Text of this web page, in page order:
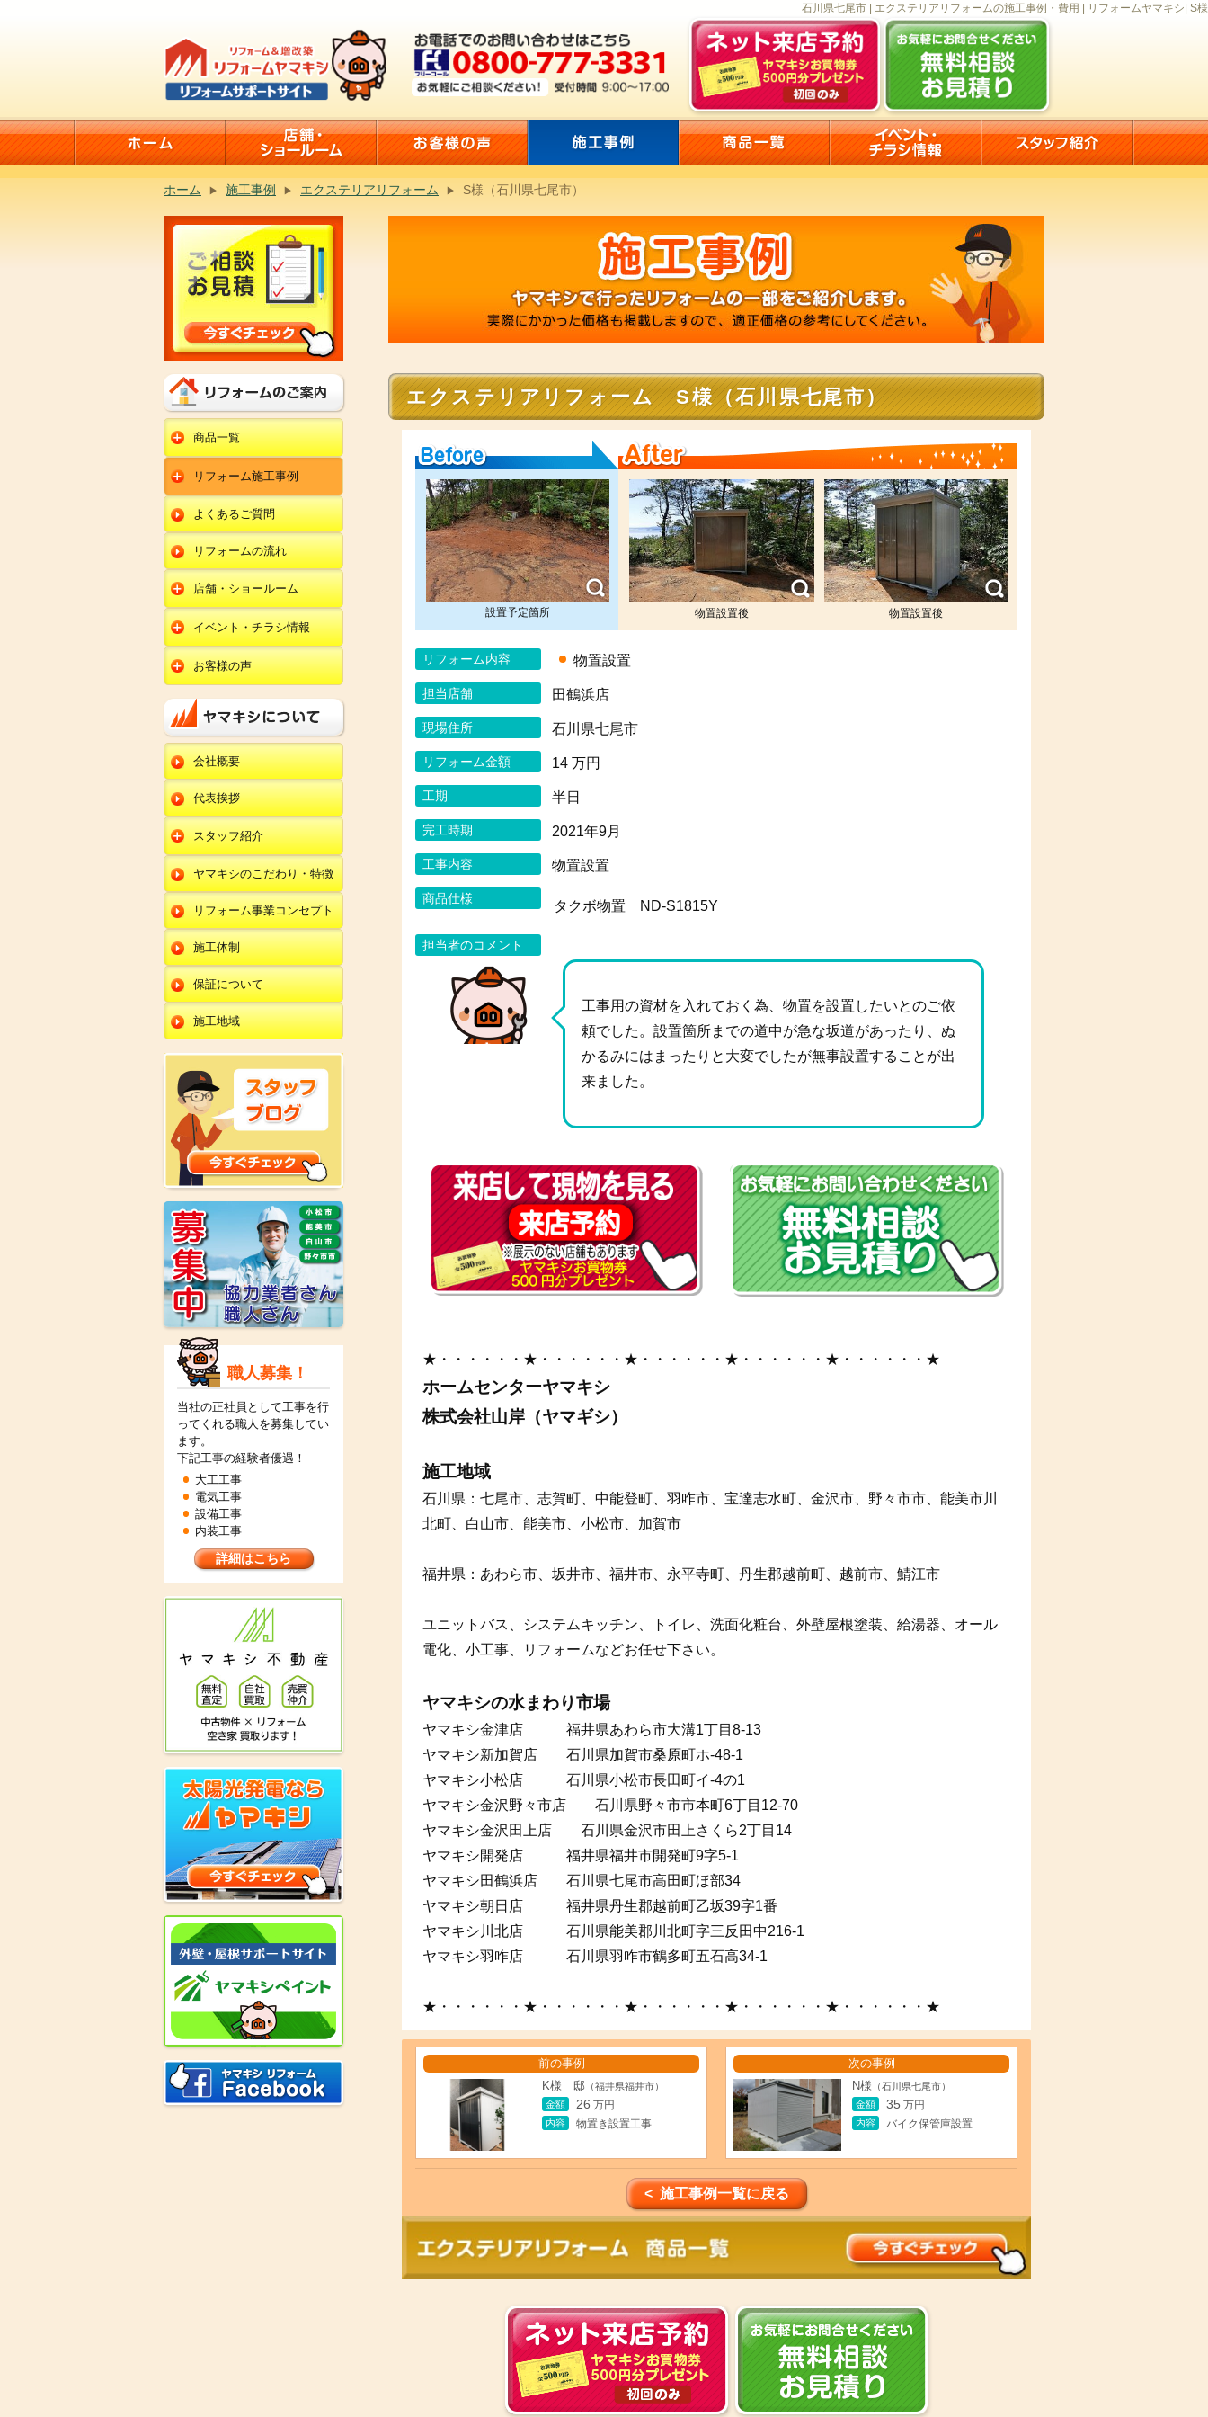
石川県七尾市 | エクステリアリフォームの施工事例・費用 | リフォームヤマキシ| S様
ホーム 施工事例 エクステリアリフォーム S様（石川県七尾市）
エクステリアリフォーム S様（石川県七尾市）
Before
設置予定箇所
After
物置設置後 物置設置後
リフォーム内容 物置設置
担当店舗 田鶴浜店
現場住所 石川県七尾市
リフォーム金額 14 万円
工期 半日
完工時期 2021年9月
工事内容 物置設置
商品仕様 タクボ物置 ND-S1815Y
担当者のコメント
工事用の資材を入れておく為、物置を設置したいとのご依
頼でした。設置箇所までの道中が急な坂道があったり、ぬ
かるみにはまったりと大変でしたが無事設置することが出
来ました。
★・・・・・・★・・・・・・★・・・・・・★・・・・・・★・・・・・・★
ホームセンターヤマキシ
株式会社山岸（ヤマギシ）
施工地域
石川県：七尾市、志賀町、中能登町、羽咋市、宝達志水町、金沢市、野々市市、能美市川
北町、白山市、能美市、小松市、加賀市
福井県：あわら市、坂井市、福井市、永平寺町、丹生郡越前町、越前市、鯖江市
ユニットバス、システムキッチン、トイレ、洗面化粧台、外壁屋根塗装、給湯器、オール
電化、小工事、リフォームなどお任せ下さい。
ヤマキシの水まわり市場
ヤマキシ金津店 福井県あわら市大溝1丁目8-13
ヤマキシ新加賀店 石川県加賀市桑原町ホ-48-1
ヤマキシ小松店 石川県小松市長田町イ-4の1
ヤマキシ金沢野々市店 石川県野々市市本町6丁目12-70
ヤマキシ金沢田上店 石川県金沢市田上さくら2丁目14
ヤマキシ開発店 福井県福井市開発町9字5-1
ヤマキシ田鶴浜店 石川県七尾市高田町ほ部34
ヤマキシ朝日店 福井県丹生郡越前町乙坂39字1番
ヤマキシ川北店 石川県能美郡川北町字三反田中216-1
ヤマキシ羽咋店 石川県羽咋市鶴多町五石高34-1
★・・・・・・★・・・・・・★・・・・・・★・・・・・・★・・・・・・★
前の事例
K様 邸 （福井県福井市）
金額
26 万円
内容
物置き設置工事
次の事例
N様 （石川県七尾市）
金額
35 万円
内容
バイク保管庫設置
< 施工事例一覧に戻る
商品一覧
水回りリフォーム
キッチンリフォーム
ユニットバスリフォー
ム
トイレリフォーム
洗面化粧台リフォー
ム
オール電化セット
エコキュート
給湯器
エクステリア
外壁塗装
内装リフォーム
リフォーム施工事例
キッチン
ユニットバス
トイレ
洗面化粧台
エクステリア
外壁塗装・外装工事
改装・内装リフォー
ム
修理・小工事
全面リフォーム
よくあるご質問
リフォームの流れ
店舗・ショールーム
田鶴浜店
金沢野々市店
川北店
小松店
新加賀店
金津店
朝日店
羽咋店
金沢田上店
イベント・チラシ情報
田鶴浜店
金沢野々市店
小松店
新加賀店
金津店
朝日店
羽咋店
金沢田上店
お客様の声
キッチン
ユニットバス
トイレ
洗面化粧台
オール電化・給湯器
エクステリア
外壁塗装・外壁工事
改装・内装リフォー
ム
修理・小工事
全面リフォーム
会社概要
代表挨拶
スタッフ紹介
本部
田鶴浜店
金沢野々市店
川北店
小松店
新加賀店
金津店
朝日店
羽咋店
金沢田上店
ヤマキシのこだわり・特徴
リフォーム事業コンセプト
施工体制
保証について
施工地域
職人募集！
当社の正社員として工事を行
ってくれる職人を募集してい
ます。
下記工事の経験者優遇！
大工工事
電気工事
設備工事
内装工事
詳細はこちら